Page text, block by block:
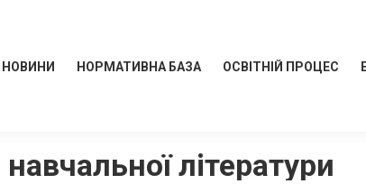
НОВИНИ НОРМАТИВНА БАЗА ОСВІТНІЙ ПРОЦЕС
літератури